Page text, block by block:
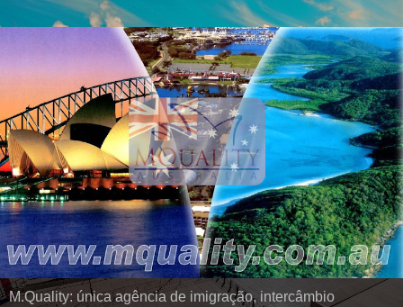
M.Quality: única agência de imigração, intercâmbio